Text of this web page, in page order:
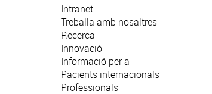
Intranet
Treballa amb nosaltres
Recerca
Innovació
Informació per a
Pacients internacionals
Professionals